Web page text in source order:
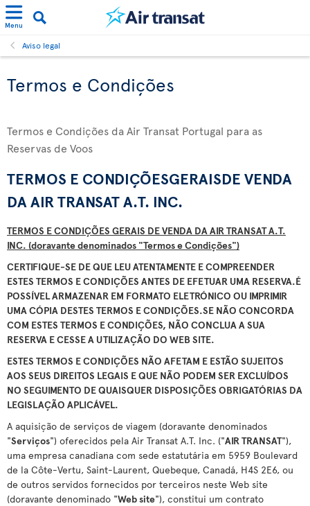
Menu
Aviso legal
Termos e Condições
Termos e Condições da Air Transat Portugal para as
Reservas de Voos
TERMOS E CONDIÇÕESGERAISDE VENDA
DA AIR TRANSAT A.T. INC.
TERMOS E CONDIÇÕES GERAIS DE VENDA DA AIR TRANSAT A.T.
INC. (doravante denominados "Termos e Condições")
CERTIFIQUE-SE DE QUE LEU ATENTAMENTE E COMPREENDER
ESTES TERMOS E CONDIÇÕES ANTES DE EFETUAR UMA RESERVA.É
POSSÍVEL ARMAZENAR EM FORMATO ELETRÓNICO OU IMPRIMIR
UMA CÓPIA DESTES TERMOS E CONDIÇÕES.SE NÃO CONCORDA
COM ESTES TERMOS E CONDIÇÕES, NÃO CONCLUA A SUA
RESERVA E CESSE A UTILIZAÇÃO DO WEB SITE.
ESTES TERMOS E CONDIÇÕES NÃO AFETAM E ESTÃO SUJEITOS
AOS SEUS DIREITOS LEGAIS E QUE NÃO PODEM SER EXCLUÍDOS
NO SEGUIMENTO DE QUAISQUER DISPOSIÇÕES OBRIGATÓRIAS DA
LEGISLAÇÃO APLICÁVEL.
A aquisição de serviços de viagem (doravante denominados
"Serviços") oferecidos pela Air Transat A.T. Inc. ("AIR TRANSAT"),
uma empresa canadiana com sede estatutária em 5959 Boulevard
de la Côte-Vertu, Saint-Laurent, Quebeque, Canadá, H4S 2E6, ou
de outros servidos fornecidos por terceiros neste Web site
(doravante denominado "Web site"), constitui um contrato